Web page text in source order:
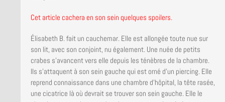
Cet article cachera en son sein quelques spoilers.
Élisabeth B. fait un cauchemar. Elle est allongée toute nue sur
son lit, avec son conjoint, nu également. Une nuée de petits
crabes s’avancent vers elle depuis les ténèbres de la chambre.
Ils s’attaquent à son sein gauche qui est orné d’un piercing. Elle
reprend connaissance dans une chambre d’hôpital, la tête rasée,
une cicatrice là où devrait se trouver son sein gauche. Elle le